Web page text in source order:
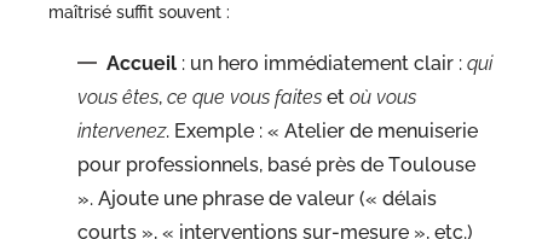
maîtrisé suffit souvent :
Accueil : un hero immédiatement clair : qui
vous êtes, ce que vous faites et où vous
intervenez. Exemple : « Atelier de menuiserie
pour professionnels, basé près de Toulouse
». Ajoute une phrase de valeur (« délais
courts », « interventions sur-mesure », etc.)